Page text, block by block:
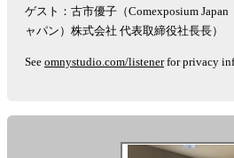
ゲスト：古市優子（Comexposium
ャパン）株式会社 代表取締役社長長）
See omnystudio.com/listenerfor privacy